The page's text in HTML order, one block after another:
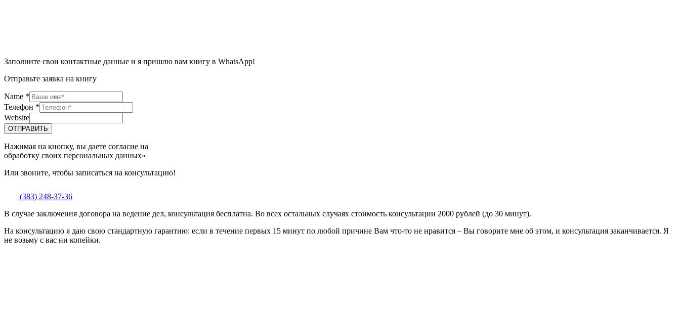
Заполните свои контактные данные и я пришлю вам книгу в WhatsApp!
Отправьте заявка на книгу
Name *
Телефон *
Website
ОТПРАВИТЬ
Нажимая на кнопку, вы даете согласие на
обработку своих персональных данных»
Или звоните, чтобы записаться на консультацию!
(383) 248-37-36
В случае заключения договора на ведение дел, консультация бесплатна. Во всех остальных случаях стоимость консультации 2000 рублей (до 30 минут).
На консультацию я даю свою стандартную гарантию: если в течение первых 15 минут по любой причине Вам что-то не нравится – Вы говорите мне об этом, и консультация заканчивается. Я
не возьму с вас ни копейки.